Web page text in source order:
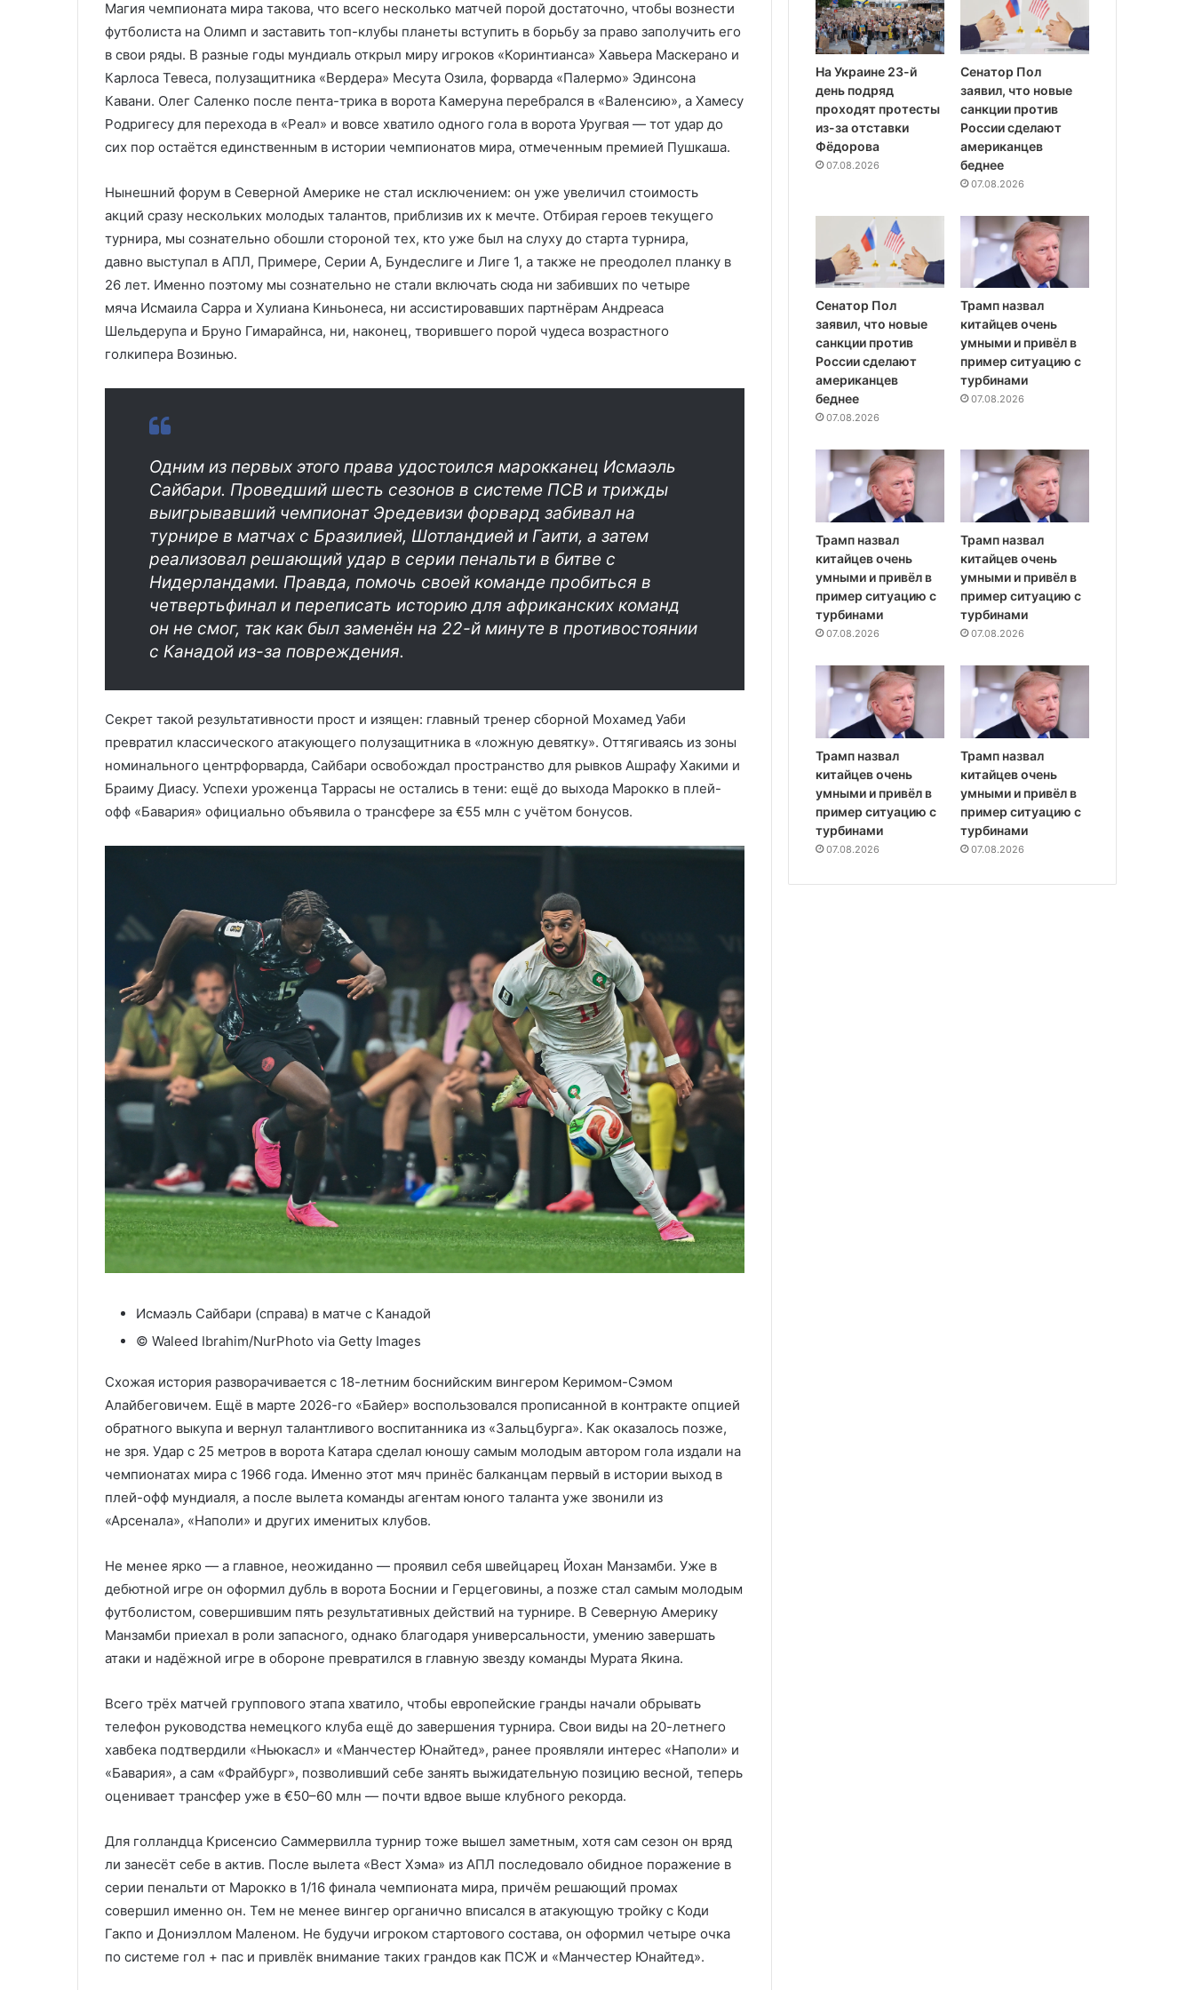
Магия чемпионата мира такова, что всего несколько матчей порой достаточно, чтобы вознести
футболиста на Олимп и заставить топ-клубы планеты вступить в борьбу за право заполучить его
в свои ряды. В разные годы мундиаль открыл миру игроков «Коринтианса» Хавьера Маскерано и
Карлоса Тевеса, полузащитника «Вердера» Месута Озила, форварда «Палермо» Эдинсона
Кавани. Олег Саленко после пента-трика в ворота Камеруна перебрался в «Валенсию», а Хамесу
Родригесу для перехода в «Реал» и вовсе хватило одного гола в ворота Уругвая — тот удар до
сих пор остаётся единственным в истории чемпионатов мира, отмеченным премией Пушкаша.
Нынешний форум в Северной Америке не стал исключением: он уже увеличил стоимость
акций сразу нескольких молодых талантов, приблизив их к мечте. Отбирая героев текущего
турнира, мы сознательно обошли стороной тех, кто уже был на слуху до старта турнира,
давно выступал в АПЛ, Примере, Серии A, Бундеслиге и Лиге 1, а также не преодолел планку в
26 лет. Именно поэтому мы сознательно не стали включать сюда ни забивших по четыре
мяча Исмаила Сарра и Хулиана Киньонеса, ни ассистировавших партнёрам Андреаса
Шельдерупа и Бруно Гимарайнса, ни, наконец, творившего порой чудеса возрастного
голкипера Возинью.
Одним из первых этого права удостоился марокканец Исмаэль
Сайбари. Проведший шесть сезонов в системе ПСВ и трижды
выигрывавший чемпионат Эредевизи форвард забивал на
турнире в матчах с Бразилией, Шотландией и Гаити, а затем
реализовал решающий удар в серии пенальти в битве с
Нидерландами. Правда, помочь своей команде пробиться в
четвертьфинал и переписать историю для африканских команд
он не смог, так как был заменён на 22-й минуте в противостоянии
с Канадой из-за повреждения.
Секрет такой результативности прост и изящен: главный тренер сборной Мохамед Уаби
превратил классического атакующего полузащитника в «ложную девятку». Оттягиваясь из зоны
номинального центрфорварда, Сайбари освобождал пространство для рывков Ашрафу Хакими и
Браиму Диасу. Успехи уроженца Таррасы не остались в тени: ещё до выхода Марокко в плей-
офф «Бавария» официально объявила о трансфере за €55 млн с учётом бонусов.
Исмаэль Сайбари (справа) в матче с Канадой
© Waleed Ibrahim/NurPhoto via Getty Images
Схожая история разворачивается с 18-летним боснийским вингером Керимом-Сэмом
Алайбеговичем. Ещё в марте 2026-го «Байер» воспользовался прописанной в контракте опцией
обратного выкупа и вернул талантливого воспитанника из «Зальцбурга». Как оказалось позже,
не зря. Удар с 25 метров в ворота Катара сделал юношу самым молодым автором гола издали на
чемпионатах мира с 1966 года. Именно этот мяч принёс балканцам первый в истории выход в
плей-офф мундиаля, а после вылета команды агентам юного таланта уже звонили из
«Арсенала», «Наполи» и других именитых клубов.
Не менее ярко — а главное, неожиданно — проявил себя швейцарец Йохан Манзамби. Уже в
дебютной игре он оформил дубль в ворота Боснии и Герцеговины, а позже стал самым молодым
футболистом, совершившим пять результативных действий на турнире. В Северную Америку
Манзамби приехал в роли запасного, однако благодаря универсальности, умению завершать
атаки и надёжной игре в обороне превратился в главную звезду команды Мурата Якина.
Всего трёх матчей группового этапа хватило, чтобы европейские гранды начали обрывать
телефон руководства немецкого клуба ещё до завершения турнира. Свои виды на 20-летнего
хавбека подтвердили «Ньюкасл» и «Манчестер Юнайтед», ранее проявляли интерес «Наполи» и
«Бавария», а сам «Фрайбург», позволивший себе занять выжидательную позицию весной, теперь
оценивает трансфер уже в €50–60 млн — почти вдвое выше клубного рекорда.
Для голландца Крисенсио Саммервилла турнир тоже вышел заметным, хотя сам сезон он вряд
ли занесёт себе в актив. После вылета «Вест Хэма» из АПЛ последовало обидное поражение в
серии пенальти от Марокко в 1/16 финала чемпионата мира, причём решающий промах
совершил именно он. Тем не менее вингер органично вписался в атакующую тройку с Коди
Гакпо и Дониэллом Маленом. Не будучи игроком стартового состава, он оформил четыре очка
по системе гол + пас и привлёк внимание таких грандов как ПСЖ и «Манчестер Юнайтед».
На Украине 23-й
день подряд
проходят протесты
из-за отставки
Фёдорова
07.08.2026
Сенатор Пол
заявил, что новые
санкции против
России сделают
американцев
беднее
07.08.2026
Сенатор Пол
заявил, что новые
санкции против
России сделают
американцев
беднее
07.08.2026
Трамп назвал
китайцев очень
умными и привёл в
пример ситуацию с
турбинами
07.08.2026
Трамп назвал
китайцев очень
умными и привёл в
пример ситуацию с
турбинами
07.08.2026
Трамп назвал
китайцев очень
умными и привёл в
пример ситуацию с
турбинами
07.08.2026
Трамп назвал
китайцев очень
умными и привёл в
пример ситуацию с
турбинами
07.08.2026
Трамп назвал
китайцев очень
умными и привёл в
пример ситуацию с
турбинами
07.08.2026